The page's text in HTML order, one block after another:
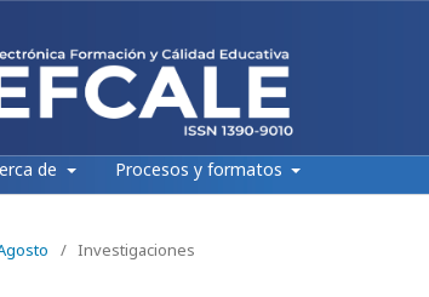
de Procesos y formatos
/ Investigaciones